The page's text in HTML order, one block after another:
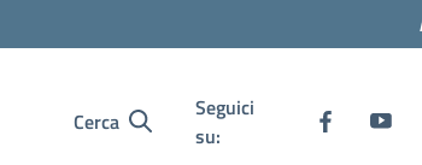
Cerca
Seguici
su: